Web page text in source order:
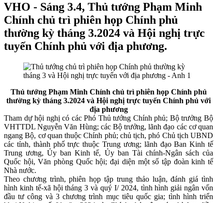
VHO - Sáng 3.4, Thủ tướng Phạm Minh
Chính chủ trì phiên họp Chính phủ
thường kỳ tháng 3.2024 và Hội nghị trực
tuyến Chính phủ với địa phương.
Thủ tướng Phạm Minh Chính chủ trì phiên họp Chính phủ
thường kỳ tháng 3.2024 và Hội nghị trực tuyến Chính phủ với
địa phương
Tham dự hội nghị có các Phó Thủ tướng Chính phủ; Bộ trưởng Bộ
VHTTDL Nguyễn Văn Hùng; các Bộ trưởng, lãnh đạo các cơ quan
ngang Bộ, cơ quan thuộc Chính phủ; chủ tịch, phó Chủ tịch UBND
các tỉnh, thành phố trực thuộc Trung ương; lãnh đạo Ban Kinh tế
Trung ương, Ủy ban Kinh tế, Ủy ban Tài chính-Ngân sách của
Quốc hội, Văn phòng Quốc hội; đại diện một số tập đoàn kinh tế
Nhà nước.
Theo chương trình, phiên họp tập trung thảo luận, đánh giá tình
hình kinh tế-xã hội tháng 3 và quý I/ 2024, tình hình giải ngân vốn
đầu tư công và 3 chương trình mục tiêu quốc gia; tình hình triển